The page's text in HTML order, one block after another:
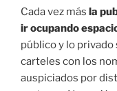
Cada vez más la
ir ocupando
público y lo privado
carteles con los
auspiciados por